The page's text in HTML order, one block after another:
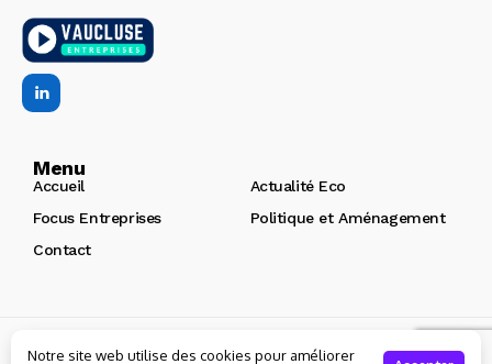
Menu
Accueil
Actualité Eco
Focus Entreprises
Politique et Aménagement
Contact
Notre site web utilise des cookies pour améliorer